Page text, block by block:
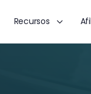
Recursos